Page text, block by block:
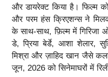
और डायरेक्ट किया है। फिल्म
और परम हंस क्रिएशन्स ने
के साथ-साथ, फ़िल्म में गिरिजा
डे, प्रिया बेर्डे, आशा शेलार,
मिश्रा और ज़ाहिद खान जैसे
जून, 2026 को सिनेमाघरों में